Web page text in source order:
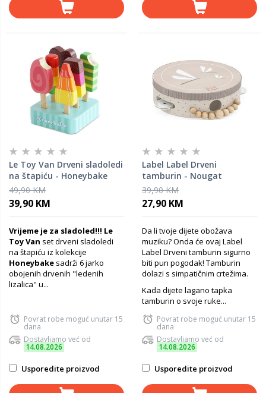
Le Toy Van Drveni sladoledi
na štapiću - Honeybake
49,90 KM
39,90 KM
Vrijeme je za sladoled!!! Le
Toy Van set drveni sladoledi
na štapiću iz kolekcije
Honeybake sadrži 6 jarko
obojenih drvenih "ledenih
lizalica" u...
Povrat robe moguć unutar 15
dana
Dostavljamo već od
14.08.2026
Usporedite proizvod
Label Label Drveni
tamburin - Nougat
39,90 KM
27,90 KM
Da li tvoje dijete obožava
muziku? Onda će ovaj Label
Label Drveni tamburin sigurno
biti pun pogodak! Tamburin
dolazi s simpatičnim crtežima.
Kada dijete lagano tapka
tamburin o svoje ruke...
Povrat robe moguć unutar 15
dana
Dostavljamo već od
14.08.2026
Usporedite proizvod